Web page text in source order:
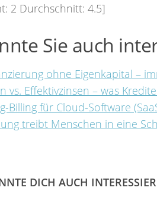
2 Durchschnitt: 4.5]
Sie auch
ohne Eigenkapital –
vs. Effektivzinsen – was
Billing für Cloud-Software
treibt Menschen in eine
DICH AUCH